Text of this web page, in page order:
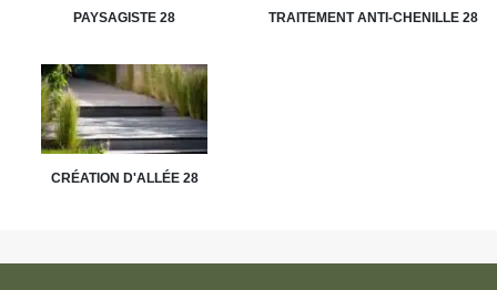
PAYSAGISTE 28 TRAITEMENT ANTI-CHENILLE 28
CRÉATION D'ALLÉE 28